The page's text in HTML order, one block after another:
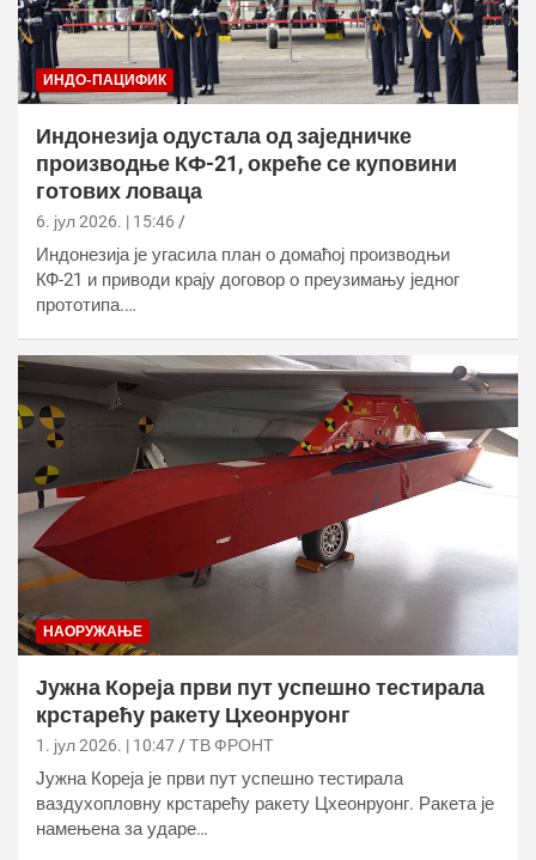
ИНДО-ПАЦИФИК
Индонезија одустала од заједничке
производње КФ-21, окреће се куповини
готових ловаца
6. јул 2026. | 15:46
Индонезија је угасила план о домаћој производњи
КФ-21 и приводи крају договор о преузимању једног
прототипа.…
НАОРУЖАЊЕ
Јужна Кореја први пут успешно тестирала
крстарећу ракету Цхеонрyонг
1. јул 2026. | 10:47 ТВ ФРОНТ
Јужна Кореја је први пут успешно тестирала
ваздухопловну крстарећу ракету Цхеонрyонг. Ракета је
намењена за ударе…